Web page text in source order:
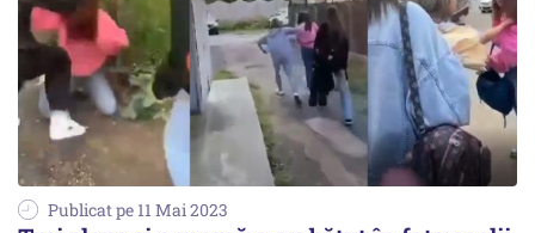
Publicat pe 11 Mai 2023